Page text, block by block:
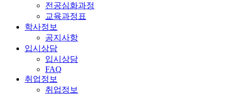
전공심화과정
교육과정표
학사정보
공지사항
입시상담
입시상담
FAQ
취업정보
취업정보